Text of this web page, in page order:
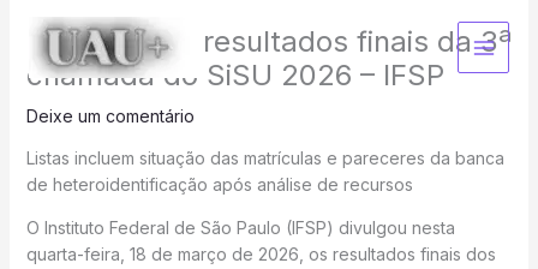
conteúdo
IFSP divulga resultados finais da 3ª
chamada do SiSU 2026 – IFSP
Deixe um comentário
Listas incluem situação das matrículas e pareceres da banca
de heteroidentificação após análise de recursos
O Instituto Federal de São Paulo (IFSP) divulgou nesta
quarta-feira, 18 de março de 2026, os resultados finais dos